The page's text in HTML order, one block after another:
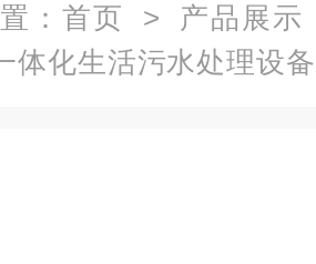
： 首页 > 产品展示
体化生活污水处理设备